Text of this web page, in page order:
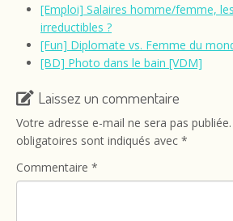
[Emploi] Salaires homme/femme,
irreductibles ?
[Fun] Diplomate vs. Femme du
[BD] Photo dans le bain [VDM]
Laissez un commentaire
Votre adresse e-mail ne sera pas publiée.
obligatoires sont indiqués avec *
Commentaire *